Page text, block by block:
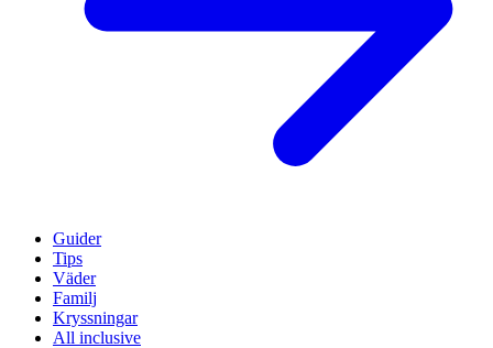
Guider
Tips
Väder
Familj
Kryssningar
All inclusive